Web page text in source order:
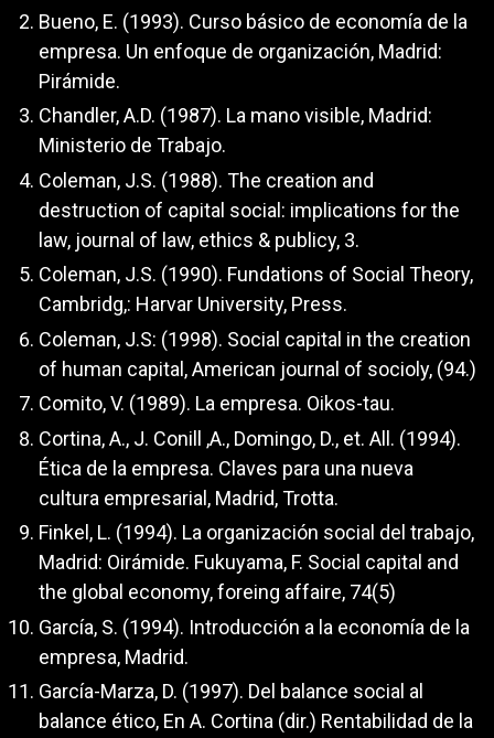
Bueno, E. (1993). Curso básico de economía de la
empresa. Un enfoque de organización, Madrid:
Pirámide.
Chandler, A.D. (1987). La mano visible, Madrid:
Ministerio de Trabajo.
Coleman, J.S. (1988). The creation and
destruction of capital social: implications for the
law, journal of law, ethics & publicy, 3.
Coleman, J.S. (1990). Fundations of Social Theory,
Cambridg,: Harvar University, Press.
Coleman, J.S: (1998). Social capital in the creation
of human capital, American journal of socioly, (94.)
Comito, V. (1989). La empresa. Oikos-tau.
Cortina, A., J. Conill ,A., Domingo, D., et. All. (1994).
Ética de la empresa. Claves para una nueva
cultura empresarial, Madrid, Trotta.
Finkel, L. (1994). La organización social del trabajo,
Madrid: Oirámide. Fukuyama, F. Social capital and
the global economy, foreing affaire, 74(5)
García, S. (1994). Introducción a la economía de la
empresa, Madrid.
García-Marza, D. (1997). Del balance social al
balance ético, En A. Cortina (dir.) Rentabilidad de la